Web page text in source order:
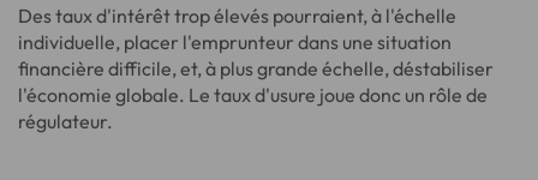
Des taux d'intérêt trop élevés pourraient, à l'échelle
individuelle, placer l'emprunteur dans une situation
financière difficile, et, à plus grande échelle, déstabiliser
l'économie globale. Le taux d'usure joue donc un rôle de
régulateur.